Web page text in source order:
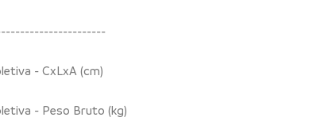
- CxLxA (cm)
- Peso Bruto (kg)